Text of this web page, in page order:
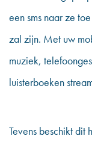
een sms naar ze
zal zijn. Met uw
muziek,
luisterboeken
Tevens beschikt dit